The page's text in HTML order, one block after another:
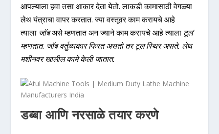
आपल्याला हवा तसा आकार देता येतो. लाकडी कामासाठी वेगळ्या
लेथ यंत्राचा वापर करतात. ज्या वस्तूवर काम करायचे आहे
त्याला जॉबअसे म्हणतात अन ज्याने काम करायचे आहे त्याला टूल’
म्हणतात. जॉब वर्तुळाकार फिरत असतो तर टूल स्थिर असते. लेथ
मशीनवर खालील कामे केली जातात.
डब्बा आणि नरसाळे तयार करणे